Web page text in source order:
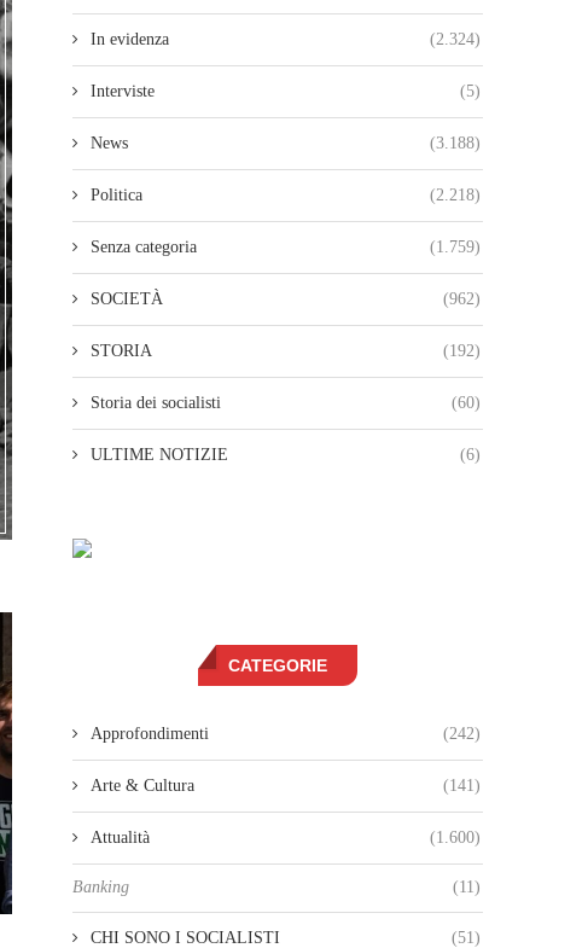
In evidenza (2.324)
Interviste (5)
News (3.188)
Politica (2.218)
Senza categoria (1.759)
SOCIETÀ (962)
STORIA (192)
Storia dei socialisti (60)
ULTIME NOTIZIE (6)
CATEGORIE
Approfondimenti (242)
Arte & Cultura (141)
Attualità (1.600)
Banking (11)
CHI SONO I SOCIALISTI (51)